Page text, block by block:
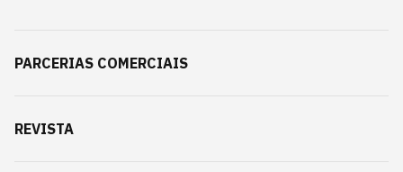
PARCERIAS COMERCIAIS
REVISTA